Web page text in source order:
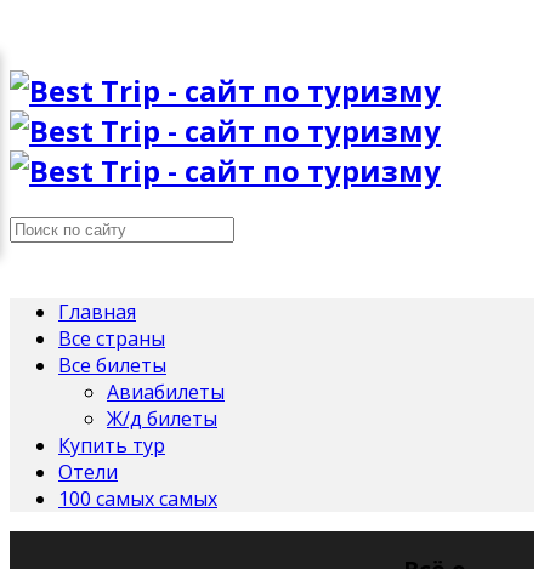
Главная
Все страны
Все билеты
Авиабилеты
Ж/д билеты
Купить тур
Отели
100 самых самых